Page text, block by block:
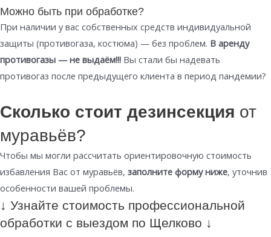
Можно быть при обработке?
При наличии у вас собственных средств индивидуальной
защиты (противогаза, костюма) — без проблем. В аренду
противогазы — не выдаём!!! Вы стали бы надевать
противогаз после предыдущего клиента в период пандемии?
Сколько стоит дезинсекция от
муравьёв?
Чтобы мы могли рассчитать ориентировочную стоимость
избавления Вас от муравьёв, заполните форму ниже, уточнив
особенности вашей проблемы.
↓ Узнайте стоимость профессиональной
обработки с выездом по Щелково ↓